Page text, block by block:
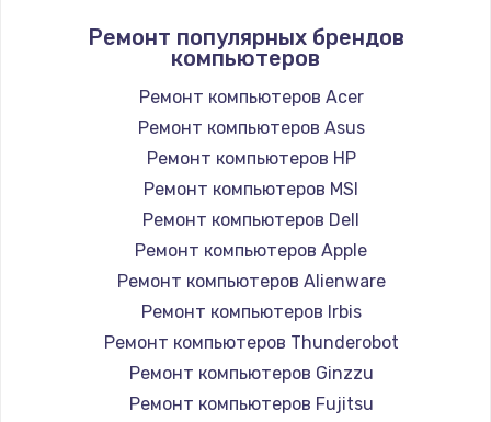
Прошивка устройства (без сохранения данных)
550 руб.
Заказать
Замена лотка Flash
750 руб.
Заказать
Замена лотка SIM
790 руб.
Заказать
Ремонт популярных брендов
компьютеров
Ремонт компьютеров Acer
Ремонт компьютеров Asus
Ремонт компьютеров HP
Ремонт компьютеров MSI
Ремонт компьютеров Dell
Ремонт компьютеров Apple
Ремонт компьютеров Alienware
Ремонт компьютеров Irbis
Ремонт компьютеров Thunderobot
Ремонт компьютеров Ginzzu
Ремонт компьютеров Fujitsu